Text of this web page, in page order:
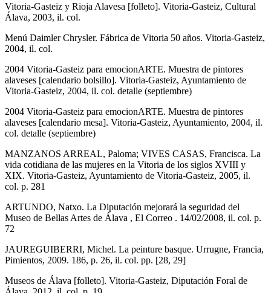
Vitoria-Gasteiz y Rioja Alavesa [folleto]. Vitoria-Gasteiz, Cultural
Álava, 2003, il. col.
Menú Daimler Chrysler. Fábrica de Vitoria 50 años. Vitoria-Gasteiz,
2004, il. col.
2004 Vitoria-Gasteiz para emocionARTE. Muestra de pintores
alaveses [calendario bolsillo]. Vitoria-Gasteiz, Ayuntamiento de
Vitoria-Gasteiz, 2004, il. col. detalle (septiembre)
2004 Vitoria-Gasteiz para emocionARTE. Muestra de pintores
alaveses [calendario mesa]. Vitoria-Gasteiz, Ayuntamiento, 2004, il.
col. detalle (septiembre)
MANZANOS ARREAL, Paloma; VIVES CASAS, Francisca. La
vida cotidiana de las mujeres en la Vitoria de los siglos XVIII y
XIX. Vitoria-Gasteiz, Ayuntamiento de Vitoria-Gasteiz, 2005, il.
col. p. 281
ARTUNDO, Natxo. La Diputación mejorará la seguridad del
Museo de Bellas Artes de Álava , El Correo . 14/02/2008, il. col. p.
72
JAUREGUIBERRI, Michel. La peinture basque. Urrugne, Francia,
Pimientos, 2009. 186, p. 26, il. col. pp. [28, 29]
Museos de Álava [folleto]. Vitoria-Gasteiz, Diputación Foral de